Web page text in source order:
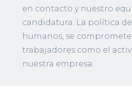
en contacto y nuestro
candidatura. La política
humanos, se
trabajadores como el
nuestra empresa.